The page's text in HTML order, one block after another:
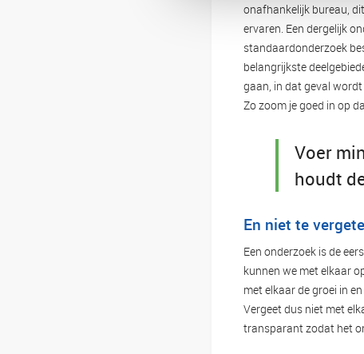
onafhankelijk bureau,
ervaren. Een dergelijk
standaardonderzoek
belangrijkste
gaan, in dat geval
Zo zoom je goed in op
Voer
houdt
En niet te
Een onderzoek is de
kunnen we met elkaar
met elkaar de groei in
Vergeet dus niet met
transparant zodat het